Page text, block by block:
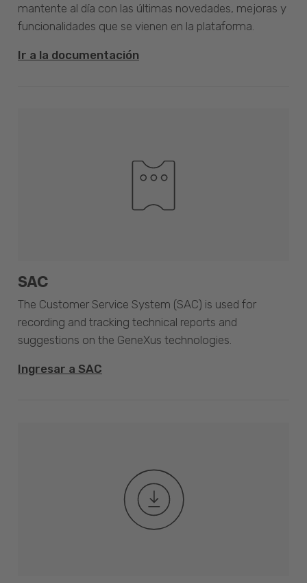
mantente al día con las últimas novedades, mejoras y
funcionalidades que se vienen en la plataforma.
Ir a la documentación
SAC
The Customer Service System (SAC) is used for
recording and tracking technical reports and
suggestions on the GeneXus technologies.
Ingresar a SAC